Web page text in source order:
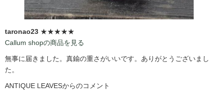
taronao23 ★★★★★
Callum shopの商品を見る
無事に届きました。真鍮の重さがいいです。ありがとうございまし
た。
ANTIQUE LEAVESからのコメント